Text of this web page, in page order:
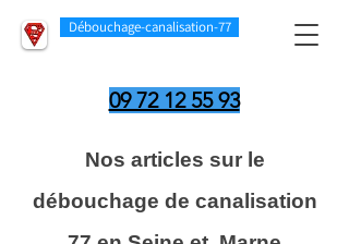
Débouchage-canalisation-77
09 72 12 55 93
Nos articles sur le
débouchage de canalisation